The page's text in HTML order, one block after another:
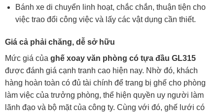
Bánh xe di chuyển linh hoạt, chắc chắn, thuận tiện cho
việc trao đổi công việc và lấy các vật dụng cần thiết.
Giá cả phải chăng, dễ sở hữu
Mức giá của ghế xoay văn phòng có tựa đầu GL315
được đánh giá cạnh tranh cao hiện nay. Nhờ đó, khách
hàng hoàn toàn có đủ tài chính để trang bị ghế cho phòng
làm việc của trưởng phòng, thể hiện quyền uy người làm
lãnh đạo và bộ mặt của công ty. Cùng với đó, ghế lưới có